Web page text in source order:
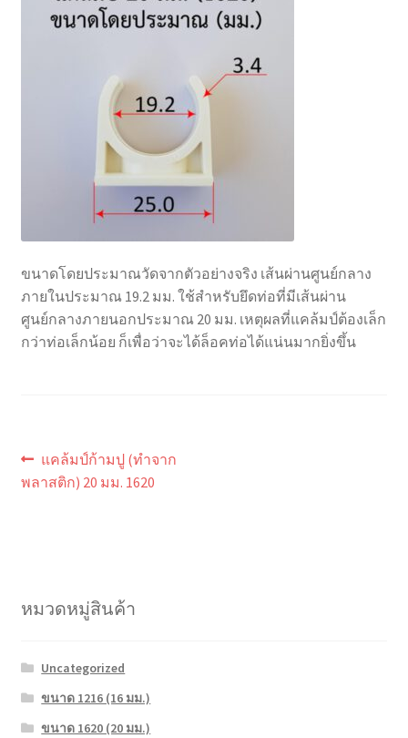
ขนาดโดยประมาณวัดจากตัวอย่างจริง เส้นผ่านศูนย์กลาง
ภายในประมาณ 19.2 มม. ใช้สำหรับยึดท่อที่มีเส้นผ่าน
ศูนย์กลางภายนอกประมาณ 20 มม. เหตุผลที่แคล้มป์ต้องเล็ก
กว่าท่อเล็กน้อย ก็เพื่อว่าจะได้ล็อคท่อได้แน่นมากยิ่งขึ้น
แนะแนว
เรื่อง
Previous
post:
แคล้มป์ก้ามปู (ทำจาก
พลาสติก) 20 มม. 1620
หมวดหมู่สินค้า
Uncategorized
ขนาด 1216 (16 มม.)
ขนาด 1620 (20 มม.)